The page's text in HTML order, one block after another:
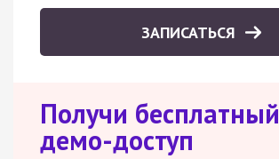
ЗАПИСАТЬСЯ
Получи бесплатный
демо-доступ